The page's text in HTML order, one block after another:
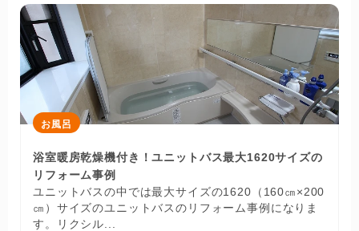
お風呂
浴室暖房乾燥機付き！ユニットバス最大1620サイズの
リフォーム事例
ユニットバスの中では最大サイズの1620（160㎝×200
㎝）サイズのユニットバスのリフォーム事例になりま
す。リクシル...